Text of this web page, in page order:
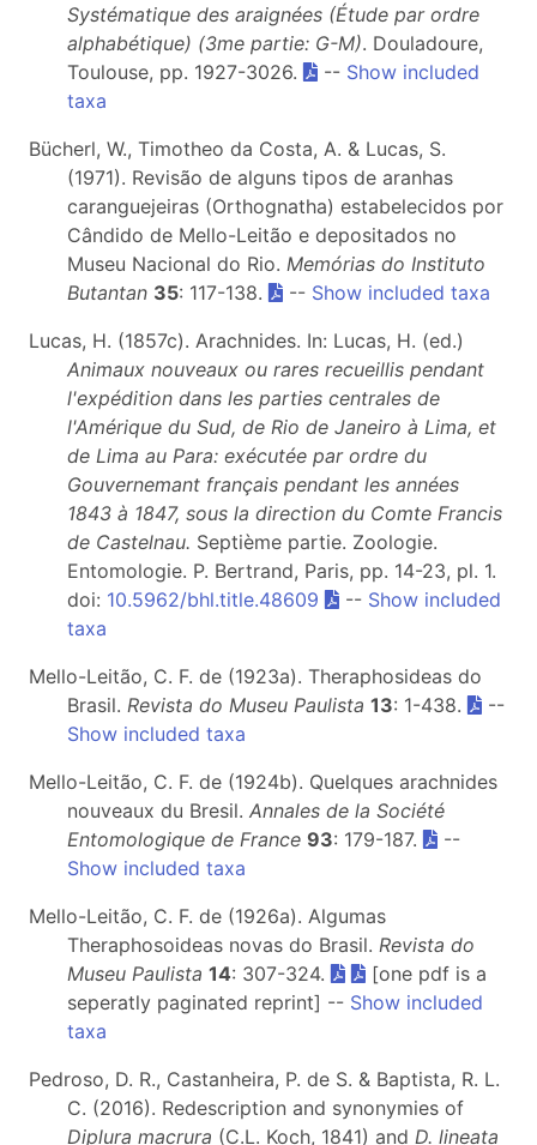
Systématique des araignées (Étude par ordre
alphabétique) (3me partie: G-M). Douladoure,
Toulouse, pp. 1927-3026.
-- Show included
taxa
Bücherl, W., Timotheo da Costa, A. & Lucas, S.
(1971). Revisão de alguns tipos de aranhas
caranguejeiras (Orthognatha) estabelecidos por
Cândido de Mello-Leitão e depositados no
Museu Nacional do Rio. Memórias do Instituto
Butantan 35: 117-138. -- Show included taxa
Lucas, H. (1857c). Arachnides. In: Lucas, H. (ed.)
Animaux nouveaux ou rares recueillis pendant
l'expédition dans les parties centrales de
l'Amérique du Sud, de Rio de Janeiro à Lima, et
de Lima au Para: exécutée par ordre du
Gouvernemant français pendant les années
1843 à 1847, sous la direction du Comte Francis
de Castelnau. Septième partie. Zoologie.
Entomologie. P. Bertrand, Paris, pp. 14-23, pl. 1.
doi: 10.5962/bhl.title.48609 -- Show included
taxa
Mello-Leitão, C. F. de (1923a). Theraphosideas do
Brasil. Revista do Museu Paulista 13: 1-438.
--
Show included taxa
Mello-Leitão, C. F. de (1924b). Quelques arachnides
nouveaux du Bresil. Annales de la Société
Entomologique de France 93: 179-187.
--
Show included taxa
Mello-Leitão, C. F. de (1926a). Algumas
Theraphosoideas novas do Brasil. Revista do
Museu Paulista 14: 307-324.
[one pdf is a
seperatly paginated reprint] -- Show included
taxa
Pedroso, D. R., Castanheira, P. de S. & Baptista, R. L.
C. (2016). Redescription and synonymies of
Diplura macrura (C.L. Koch, 1841) and D. lineata